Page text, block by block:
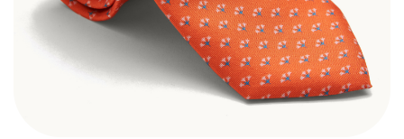
Τρόποι πληρωμής
Αποστολή προϊόντων